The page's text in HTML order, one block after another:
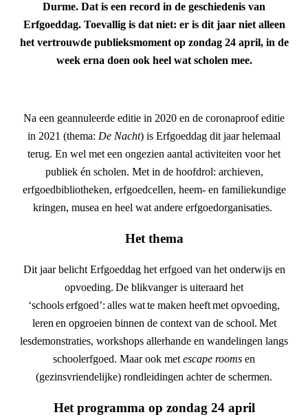
Durme. Dat is een record in de geschiedenis van
Erfgoeddag. Toevallig is dat niet: er is dit jaar niet alleen
het vertrouwde publieksmoment op zondag 24 april, in de
week erna doen ook heel wat scholen mee.
Na een geannuleerde editie in 2020 en de coronaproof editie
in 2021 (thema: De Nacht) is Erfgoeddag dit jaar helemaal
terug. En wel met een ongezien aantal activiteiten voor het
publiek én scholen. Met in de hoofdrol: archieven,
erfgoedbibliotheken, erfgoedcellen, heem- en familiekundige
kringen, musea en heel wat andere erfgoedorganisaties.
Het thema
Dit jaar belicht Erfgoeddag het erfgoed van het onderwijs en
opvoeding. De blikvanger is uiteraard het
‘schools erfgoed’: alles wat te maken heeft met opvoeding,
leren en opgroeien binnen de context van de school. Met
lesdemonstraties, workshops allerhande en wandelingen langs
schoolerfgoed. Maar ook met escape rooms en
(gezinsvriendelijke) rondleidingen achter de schermen.
Het programma op zondag 24 april